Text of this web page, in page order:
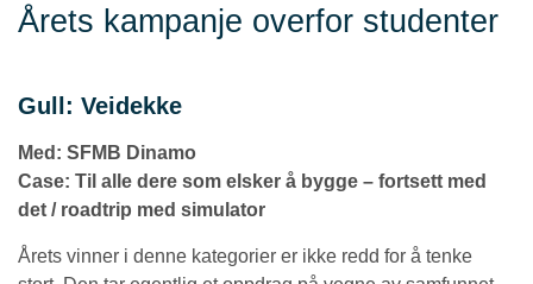
Årets kampanje overfor studenter
Gull: Veidekke
Med: SFMB Dinamo
Case: Til alle dere som elsker å bygge – fortsett med
det / roadtrip med simulator
Årets vinner i denne kategorier er ikke redd for å tenke